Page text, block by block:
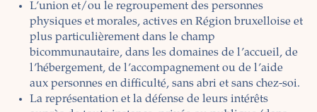
L’union et/ou le regroupement des personnes
physiques et morales, actives en Région bruxelloise et
plus particulièrement dans le champ
bicommunautaire, dans les domaines de l’accueil, de
l’hébergement, de l’accompagnement ou de l’aide
aux personnes en difficulté, sans abri et sans chez-soi.
La représentation et la défense de leurs intérêts